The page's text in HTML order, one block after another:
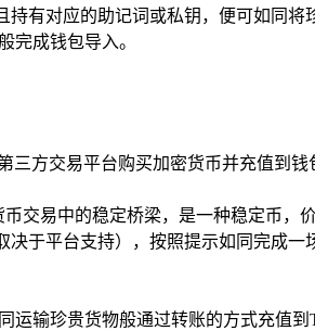
有对应的助记词或私钥，便可如同将
完成钱包导入。
三方交易平台购买加密货币并充值到
交易中的稳定桥梁，是一种稳定币，
于平台支持），按照提示如同完成
输珍贵货物般通过转账的方式充值到